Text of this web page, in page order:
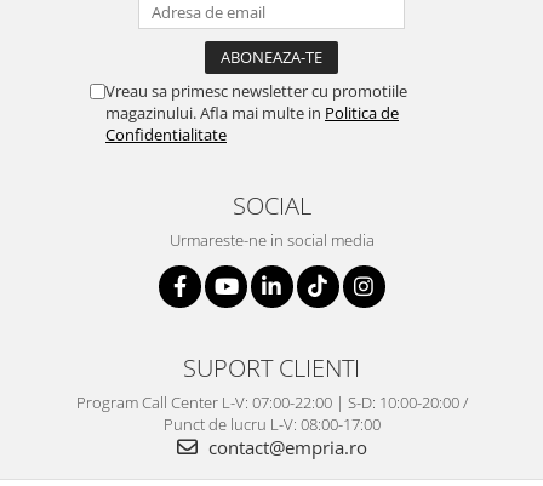
Vreau sa primesc newsletter cu promotiile
magazinului. Afla mai multe in Politica de
Confidentialitate
SOCIAL
Urmareste-ne in social media
SUPORT CLIENTI
Program Call Center L-V: 07:00-22:00 | S-D: 10:00-20:00 /
Punct de lucru L-V: 08:00-17:00
contact@empria.ro